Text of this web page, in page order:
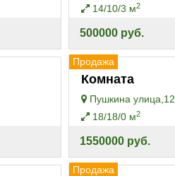
14/10/3 м2
500000 руб.
Продажа
Комната
Пушкина улица,12
18/18/0 м2
1550000 руб.
Продажа